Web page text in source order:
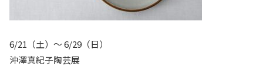
6/21（土）〜 6/29（日）
沖澤真紀子陶芸展